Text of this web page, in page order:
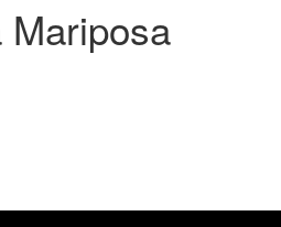
Mariposa